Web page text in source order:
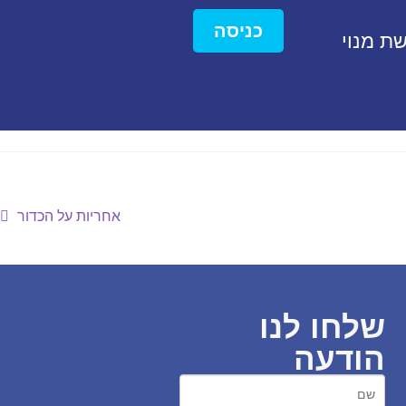
מנוי כניסה
אחריות על הכדור
שלחו לנו
הודעה